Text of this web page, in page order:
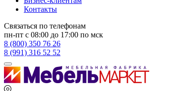
Контакты
Связаться по телефонам
пн-пт с 08:00 до 17:00 по мск
8 (800) 350 76 26
8 (991) 316 52 52